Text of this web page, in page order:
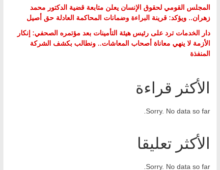
المجلس القومي لحقوق الإنسان يعلن متابعة قضية الدكتور محمد
زهران.. ويؤكد: قرينة البراءة وضمانات المحاكمة العادلة حق أصيل
دار الخدمات ترد على رئيس هيئة التأمينات بعد مؤتمره الصحفي: إنكار
الأزمة لا ينهي معاناة أصحاب المعاشات.. ونطالب بكشف الشركة
المنفذة
الأكثر قراءة
Sorry. No data so far.
الأكثر تعليقا
Sorry. No data so far.